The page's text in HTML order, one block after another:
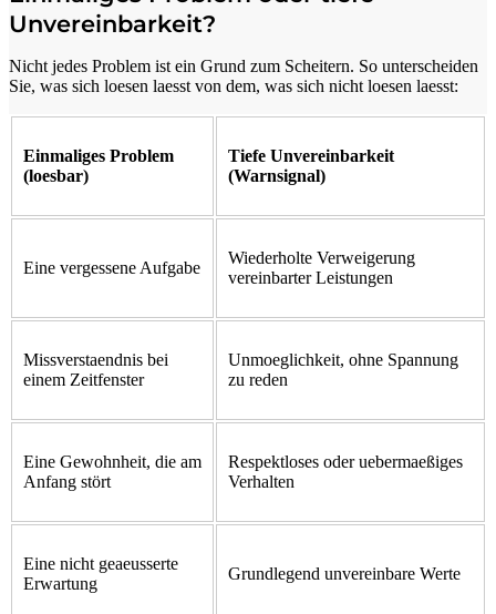
Unvereinbarkeit?
Nicht jedes Problem ist ein Grund zum Scheitern. So unterscheiden
Sie, was sich loesen laesst von dem, was sich nicht loesen laesst:
Einmaliges Problem
(loesbar)
Tiefe Unvereinbarkeit
(Warnsignal)
Eine vergessene Aufgabe
Wiederholte Verweigerung
vereinbarter Leistungen
Missverstaendnis bei
einem Zeitfenster
Unmoeglichkeit, ohne Spannung
zu reden
Eine Gewohnheit, die am
Anfang stört
Respektloses oder uebermaeßiges
Verhalten
Eine nicht geaeusserte
Erwartung
Grundlegend unvereinbare Werte